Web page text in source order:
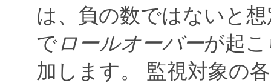
は、負の数ではないと
でロールオーバーが起
加します。
監視対象の